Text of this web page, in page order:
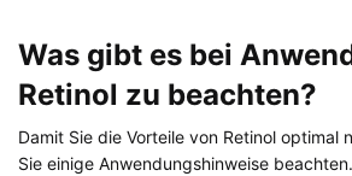
Was gibt es bei
Retinol zu beachten?
Damit Sie die Vorteile von Retinol optimal
Sie einige Anwendungshinweise beachten.